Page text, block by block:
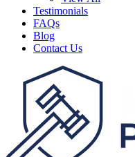
Testimonials
FAQs
Blog
Contact Us